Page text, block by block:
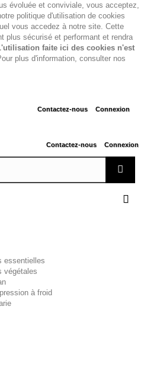
évoluée et conviviale, vous acceptez,
politique d'utilisation de cookies
vous accedez à notre site. Cette
plus sécurisé et performant et rendra
faite ici des cookies n'est
plus d'information, consulter nos
Connexion
Contactez-nous
Connexion
Contactez-nous
essentielles
végétales
à froid